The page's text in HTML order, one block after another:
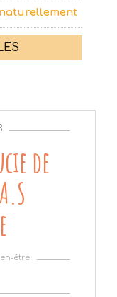
de
être